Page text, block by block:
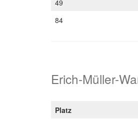
49
84
Erich-Müller-
Platz